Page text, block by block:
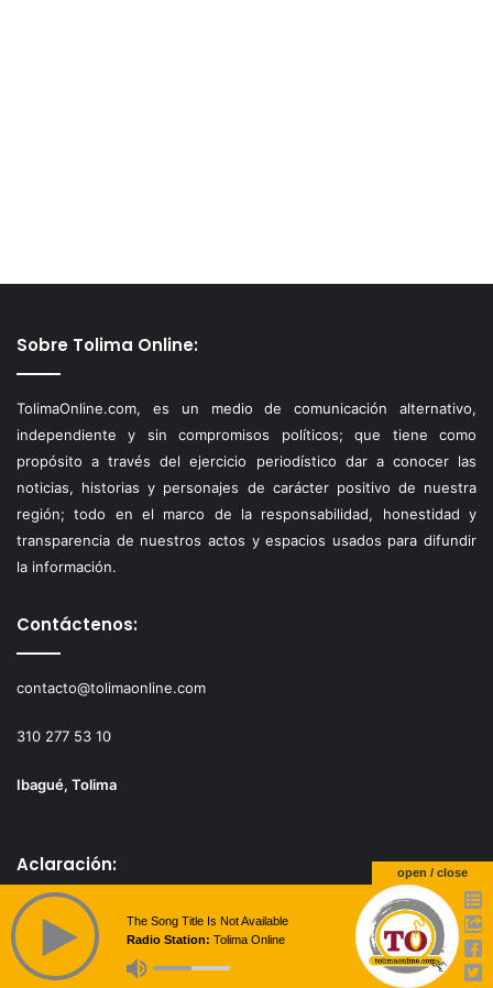
Sobre Tolima Online:
TolimaOnline.com, es un medio de comunicación alternativo,
independiente y sin compromisos políticos; que tiene como
propósito a través del ejercicio periodístico dar a conocer las
noticias, historias y personajes de carácter positivo de nuestra
región; todo en el marco de la responsabilidad, honestidad y
transparencia de nuestros actos y espacios usados para difundir
la información.
Contáctenos:
contacto@tolimaonline.com
310 277 53 10
Ibagué, Tolima
Aclaración:
Los editores de TolimaOnline.com, los podrán identificar
claramente en cada uno de sus artículos y ejercerán su actividad
con total libertad, pero siempre guardando el debido respeto en
open / close
The Song Title Is Not Available
Radio Station: Tolima Online